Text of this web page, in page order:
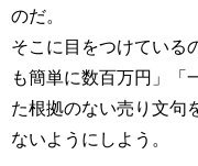
のだ。
そこに目をつけている
も簡単に数百万円」「
た根拠のない売り文句
ないようにしよう。